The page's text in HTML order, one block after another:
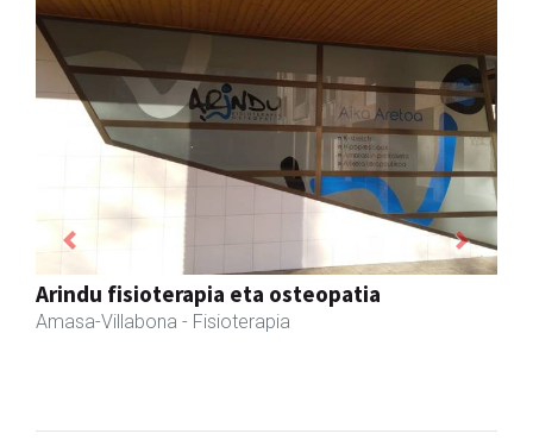
Iraola aholkularitza
Amasa-Villabona - Abokatuak
Previous Next